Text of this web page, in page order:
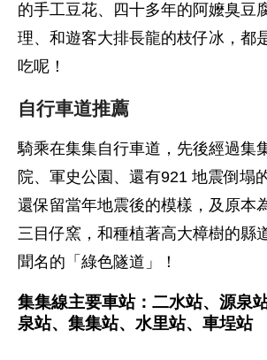
的手工豆花、四十多年的阿嬤臭豆
理、和遊客大排長龍的枝仔冰，都
吃呢！
自行車道推薦
騎乘在集集自行車道，先後經過集
院、軍史公園、還有921 地震倒塌
還保留當年地震後的模樣，及原本
三目仔窯，和種植著高大樟樹的縣
聞名的「綠色隧道」！
集集線主要車站：二水站、源泉
泉站、集集站、水里站、車埕站